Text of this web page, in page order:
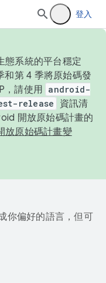
登入
態系統的平台穩定
和第 4 季將原始碼發
，請使用 android-
release
資訊清
開放原始碼計畫的
放原始碼計畫變
你偏好的語言，但可